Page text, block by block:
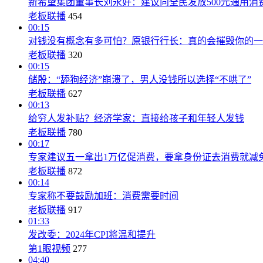
新希望集团董事长刘永好：建议向全民发放500元通用消
老板联播 454
00:15
对钱没有概念有多可怕？原银行行长：真的会摧毁你的一
老板联播 320
00:15
储殷：“舔狗经济”崩溃了，男人没钱所以选择“不哄了”
老板联播 627
00:13
给穷人发补贴？经济学家：直接给孩子和年轻人发钱
老板联播 780
00:17
专家建议五一拿出1万亿促消费，要拿身份证去消费就减
老板联播 872
00:14
专家称不要鼓励加班：消费需要时间
老板联播 917
01:33
发改委：2024年CPI将温和提升
第1眼视频 277
04:40